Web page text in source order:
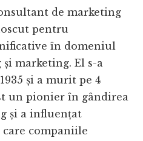
de marketing
pentru
în domeniul
marketing. El s-a
și a murit pe 4
un pionier în gândirea
și a influențat
companiile